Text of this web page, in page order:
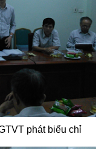
phát biểu chỉ